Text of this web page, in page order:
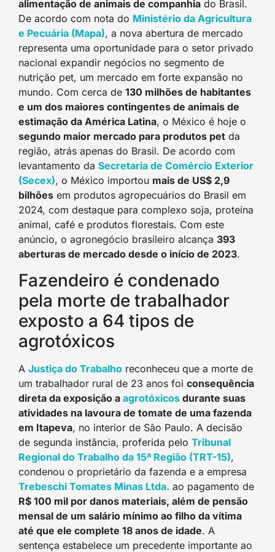
alimentação de animais de companhia do Brasil.
De acordo com nota do Ministério da Agricultura
e Pecuária (Mapa), a nova abertura de mercado
representa uma oportunidade para o setor privado
nacional expandir negócios no segmento de
nutrição pet, um mercado em forte expansão no
mundo. Com cerca de 130 milhões de habitantes
e um dos maiores contingentes de animais de
estimação da América Latina, o México é hoje o
segundo maior mercado para produtos pet da
região, atrás apenas do Brasil. De acordo com
levantamento da Secretaria de Comércio Exterior
(Secex), o México importou mais de US$ 2,9
bilhões em produtos agropecuários do Brasil em
2024, com destaque para complexo soja, proteína
animal, café e produtos florestais. Com este
anúncio, o agronegócio brasileiro alcança 393
aberturas de mercado desde o início de 2023.
Fazendeiro é condenado
pela morte de trabalhador
exposto a 64 tipos de
agrotóxicos
A Justiça do Trabalho reconheceu que a morte de
um trabalhador rural de 23 anos foi consequência
direta da exposição a agrotóxicos durante suas
atividades na lavoura de tomate de uma fazenda
em Itapeva, no interior de São Paulo. A decisão
de segunda instância, proferida pelo Tribunal
Regional do Trabalho da 15ª Região (TRT-15),
condenou o proprietário da fazenda e a empresa
Trebeschi Tomates Minas Ltda. ao pagamento de
R$ 100 mil por danos materiais, além de pensão
mensal de um salário mínimo ao filho da vítima
até que ele complete 18 anos de idade. A
sentença estabelece um precedente importante ao